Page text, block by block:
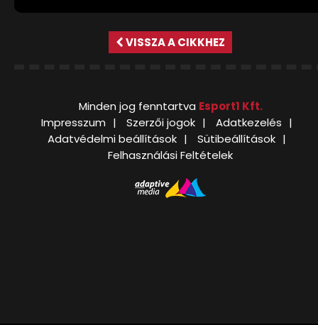
VISSZA A CIKKHEZ
Minden jog fenntartva Esport1 Kft.
Impresszum
Szerzői jogok
Adatkezelés
Adatvédelmi beállítások
Sütibeállítások
Felhasználási Feltételek